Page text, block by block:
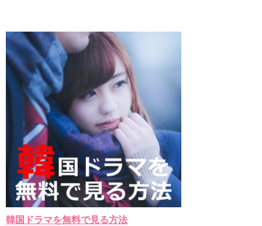
韓国ドラマを無料で見る方法